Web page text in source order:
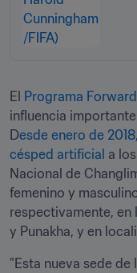
El Programa
influencia
Desde enero de
césped artificial a
Nacional de
femenino y
respectivamente, en
y Punakha, y en
"Esta nueva sede de